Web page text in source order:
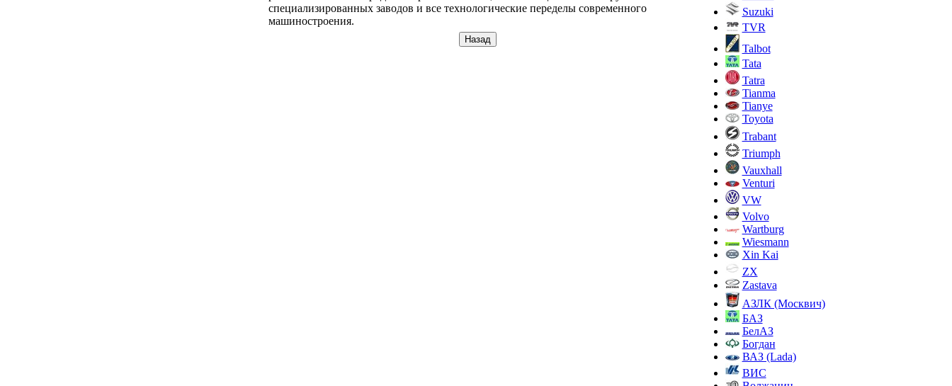
специализированных заводов и все технологические переделы современного
машиностроения.
Suzuki
TVR
Talbot
Tata
Tatra
Tianma
Tianye
Toyota
Trabant
Triumph
Vauxhall
Venturi
VW
Volvo
Wartburg
Wiesmann
Xin Kai
ZX
Zastava
АЗЛК (Москвич)
БАЗ
БелАЗ
Богдан
ВАЗ (Lada)
ВИС